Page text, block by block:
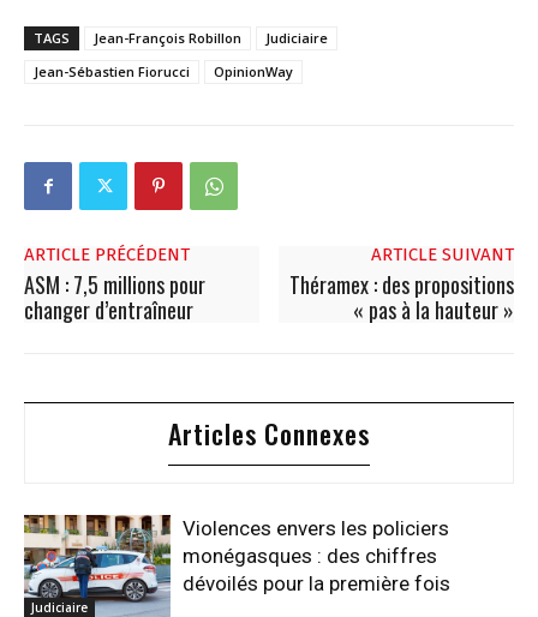
TAGS Jean-François Robillon
Judiciaire
Jean-Sébastien Fiorucci
OpinionWay
ARTICLE PRÉCÉDENT
ASM : 7,5 millions pour
changer d’entraîneur
ARTICLE SUIVANT
Théramex : des propositions
« pas à la hauteur »
Articles Connexes
Judiciaire
Violences envers les policiers
monégasques : des chiffres
dévoilés pour la première fois